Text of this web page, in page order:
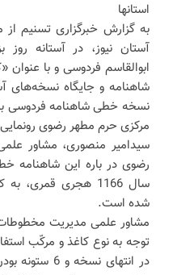
استانها
به گزارش خبرگزاری تسنیم
آستان‌ نیوز، در آستانه روز
ابوالقاسم فردوسی و با عنوان
شاهنامه و جایگاه نسخه‌های
مرکزی حرم مطهر رضوی
سیدامیر منصوری، مشاور
رضوی در باره این شاهنامه
سال 1166 هجری
شده است.
مشاور علمی مدیریت
توجه به نوع کاغذ و مرکّب
در انتهای